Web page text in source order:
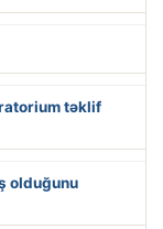
təklif
olduğunu